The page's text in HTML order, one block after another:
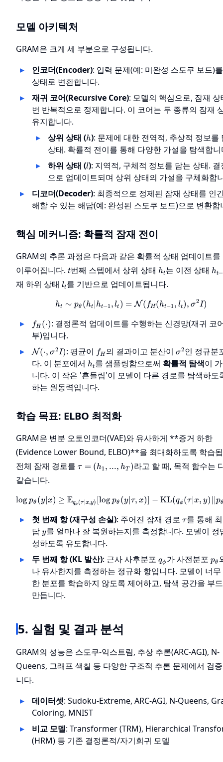
모델 아키텍처
GRAM은 크게 세 부분으로 구성됩니다.
인코더(Encoder): 입력 문제(예: 미완성 스도쿠 보드)
상태로 변환합니다.
재귀 코어(Recursive Core): 모델의 핵심으로, 잠재
번 반복적으로 정제합니다. 이 코어는 두 종류의 잠재
유지합니다.
상위 상태 (h
h): 문제에 대한 전역적, 추상적 정보를
상태. 확률적 전이를 통해 다양한 가설을 탐색합니
하위 상태 (l
l): 지역적, 구체적 정보를 담는 상태.
으로 업데이트되며 상위 상태의 가설을 구체화합
디코더(Decoder): 최종적으로 정제된 잠재 상태를 인
해할 수 있는 해답(예: 완성된 스도쿠 보드)으로 변환합
핵심 메커니즘: 확률적 잠재 전이
GRAM의 추론 과정은 다음과 같은 확률적 상태 업데이트를
이루어집니다. t
t번째 스텝에서 상위 상태 h_t
ht는 이전 상태 ht−
재 하위 상태 l_t
lt를 기반으로 업데이트됩니다.
h_t \sim p_\theta(h_t
ht ∼ pθ (ht ht−1 , lt ) = N ( fH (ht−1 , lt), σ2I)
f_H(\cdot)
fH (⋅): 결정론적 업데이트를 수행하는 신경망(재귀 코
부)입니다.
\mathcal{N}
(\cdot,
\sigma^2 I)
N (⋅, σ2I): 평균이 f_H
fH 의 결과이고 분산이 \sigma^2
σ2인 정규분
다. 이 분포에서 h_t
ht를 샘플링함으로써 확률적 탐색이
니다. 이 작은 '흔들림'이 모델이 다른 경로를 탐색하도
하는 원동력입니다.
학습 목표: ELBO 최적화
GRAM은 변분 오토인코더(VAE)와 유사하게 **증거 하한
(Evidence Lower Bound, ELBO)**을 최대화하도록 학습
전체 잠재 경로를 \tau
h_T)
τ = (h1 , ..., hT )라고 할 때, 목적 함수는
같습니다.
\log p_\theta(y | x)
logpθ (y∣ x) ≥ Eqϕ (τ x,y) logpθ (y∣ τ, x)] − KL(qϕ (τ ∣x, y) pθ
첫 번째 항 (재구성 손실): 주어진 잠재 경로 \tau
τ를 통해
답 y
y를 얼마나 잘 복원하는지를 측정합니다. 모델이 정
성하도록 유도합니다.
두 번째 항 (KL 발산): 근사 사후분포 q_\phi
qϕ 가 사전분포 pθ
나 유사한지를 측정하는 정규화 항입니다. 모델이 너
한 분포를 학습하지 않도록 제어하고, 탐색 공간을 부
만듭니다.
5. 실험 및 결과 분석
GRAM의 성능은 스도쿠-익스트림, 추상 추론(ARC-AGI), N-
Queens, 그래프 색칠 등 다양한 구조적 추론 문제에서 검
니다.
데이터셋: Sudoku-Extreme, ARC-AGI, N-Queens,
Coloring, MNIST
비교 모델: Transformer (TRM), Hierarchical
(HRM) 등 기존 결정론적/자기회귀 모델